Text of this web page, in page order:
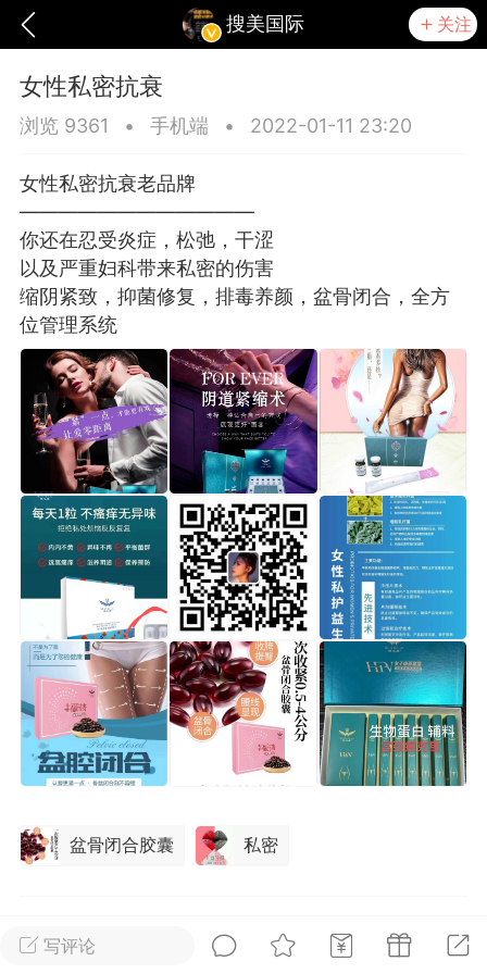
搜美国际 关注
爆汗熊 卡卡动能素 无创溶斑术
美业357 芯诗妍 卡卡美业
每次200金币 点击购买
小熊水光
爆汗熊
脂
卡卡动能素
皇斯普拉雅
建术
DRYY面膜 微晶溶斑术
爆款平台 Lv.8
加盟商
26 23:18
电脑端 美业资讯
闪充小白罐
本/双效闪充，养出紧致小白脸！一、项
护...写评论
女性私密抗衰
浏览 9361 • 手机端 • 2022-01-11 23:20
女性私密抗衰老品牌
————————————
你还在忍受炎症，松弛，干涩
以及严重妇科带来私密的伤害
缩阴紧致，抑菌修复，排毒养颜，盆骨闭合，全方
位管理系统
盆骨闭合胶囊 私密
0